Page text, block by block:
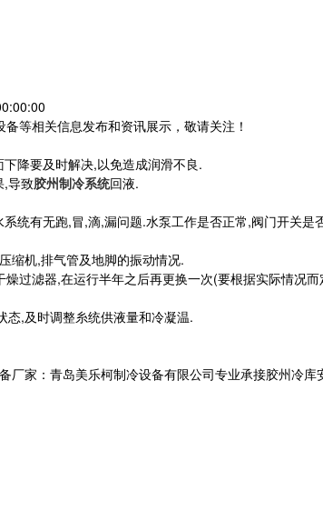
等相关信息发布和资讯展示，敬请关注！
降要及时解决,以免造成润滑不良.
,导致胶州制冷系统回液.
统有无跑,冒,滴,漏问题.水泵工作是否正常,阀门开关
缩机,排气管及地脚的振动情况.
过滤器,在运行半年之后再更换一次(要根据实际情况
态,及时调整糸统供液量和冷凝温.
家：青岛美乐柯制冷设备有限公司专业承接胶州冷